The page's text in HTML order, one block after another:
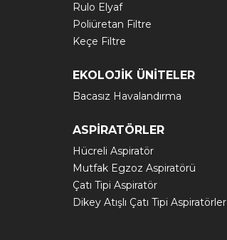
Rulo Elyaf
Poliüretan Filtre
Keçe Filtre
EKOLOJİK ÜNİTELER
Bacasız Havalandırma
ASPİRATÖRLER
Hücreli Aspiratör
Mutfak Egzoz Aspiratörü
Çatı Tipi Aspiratör
Dikey Atışlı Çatı Tipi Aspiratörler